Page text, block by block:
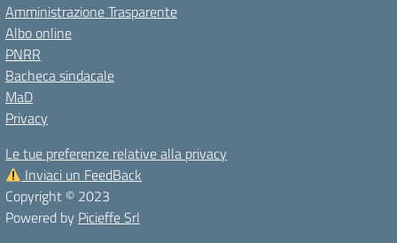
Amministrazione Trasparente
Albo online
PNRR
Bacheca sindacale
MaD
Privacy
Le tue preferenze relative alla privacy
Inviaci un FeedBack
Copyright © 2023
Powered by Picieffe Srl